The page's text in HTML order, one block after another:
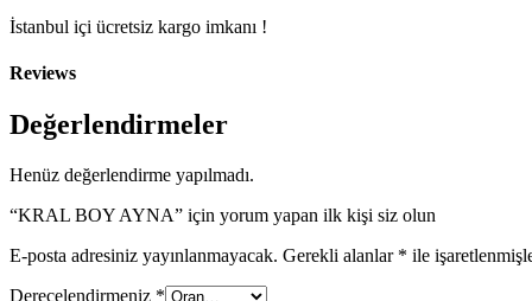
İstanbul içi ücretsiz kargo imkanı !
Reviews
Değerlendirmeler
Henüz değerlendirme yapılmadı.
“KRAL BOY AYNA” için yorum yapan ilk kişi siz olun
E-posta adresiniz yayınlanmayacak. Gerekli alanlar * ile
Derecelendirmeniz *